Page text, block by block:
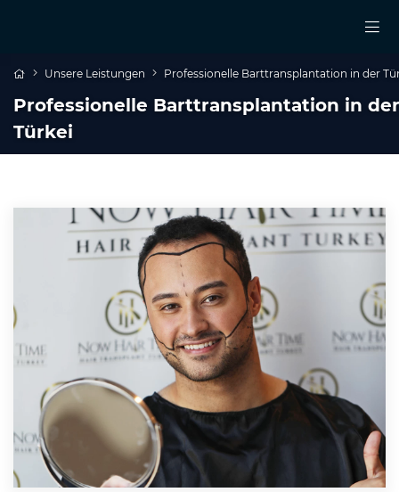
Unsere Leistungen Professionelle Barttransplantation in der
Professionelle Barttransplantation in der
Türkei